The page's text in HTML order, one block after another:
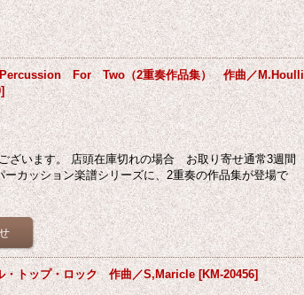
For Two（2重奏作品集） 作曲／M.Houlli
]
ざいます。 店頭在庫切れの場合 お取り寄せ通常3週間
カッション楽譜シリーズに、2重奏の作品集が登場で
・トップ・ロック 作曲／S,Maricle [KM-20456]